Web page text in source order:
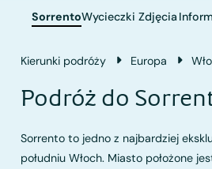
SorrentoWycieczki Zdjęcia
Kierunki podróży Europa
Podróż do
Sorrento to jedno z najbardziej
południu Włoch. Miasto położone